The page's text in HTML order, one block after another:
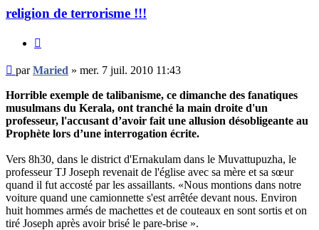
religion de terrorisme !!!
Message
non
lu
parMaried » mer. 7 juil. 2010 11:43
Horrible exemple de talibanisme, ce dimanche des fanatiques
musulmans du Kerala, ont tranché la main droite d'un
professeur, l'accusant d’avoir fait une allusion désobligeante au
Prophète lors d’une interrogation écrite.
Vers 8h30, dans le district d'Ernakulam dans le Muvattupuzha, le
professeur TJ Joseph revenait de l'église avec sa mère et sa sœur
quand il fut accosté par les assaillants. «Nous montions dans notre
voiture quand une camionnette s'est arrêtée devant nous. Environ
huit hommes armés de machettes et de couteaux en sont sortis et on
tiré Joseph après avoir brisé le pare-brise ».